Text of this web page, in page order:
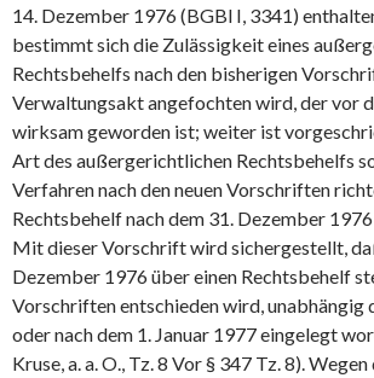
14. Dezember 1976 (BGBl I, 3341)
bestimmt sich die Zulässigkeit eines
Rechtsbehelfs nach den bisherigen
Verwaltungsakt angefochten wird, der vor
wirksam geworden ist; weiter ist
Art des außergerichtlichen Rechtsbehelfs
Verfahren nach den neuen Vorschriften
Rechtsbehelf nach dem 31. Dezember
Mit dieser Vorschrift wird sichergestellt,
Dezember 1976 über einen Rechtsbehelf
Vorschriften entschieden wird, unabhängig
oder nach dem 1. Januar 1977 eingelegt
Kruse, a. a. O., Tz. 8 Vor § 347 Tz. 8). Wegen